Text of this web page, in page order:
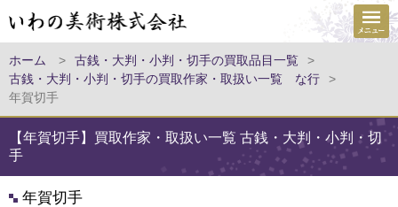
ホーム > 古銭・大判・小判・切手の買取品目一覧
>
古銭・大判・小判・切手の買取作家・取扱い一覧 な行
>
年賀切手
【年賀切手】買取作家・取扱い一覧 古銭・大判・小判・切
手
年賀切手